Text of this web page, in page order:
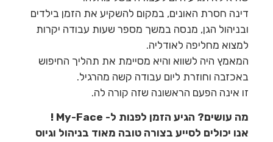
דינה חסרת האונים, במקום להשקיע את הזמן בילדים
ובניהול הגן, מנסה במשך מספר שעות עבודה יקרות
למצוא מחליפה לאודליה.
המאמץ היה לשווא והיא מסיימת את תהליך החיפוש
באכזבה וחוזרת ליום עבודה קשה מהרגיל.
זו אינה הפעם הראשונה שזה קורה לה.
מה עושים? הגיע הזמן לפנות ל- My-Face
!
אנו יכולים לסייע בצורה טובה מאוד בניהול וגיוס